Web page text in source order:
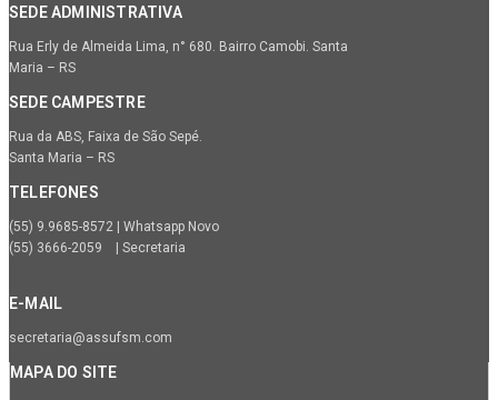
SEDE ADMINISTRATIVA
Rua Erly de Almeida Lima, n° 680. Bairro Camobi. Santa
Maria – RS
SEDE CAMPESTRE
Rua da ABS, Faixa de São Sepé.
Santa Maria – RS
TELEFONES
(55) 9.9685-8572 | Whatsapp Novo
(55) 3666-2059 | Secretaria
E-MAIL
secretaria@assufsm.com
MAPA DO SITE